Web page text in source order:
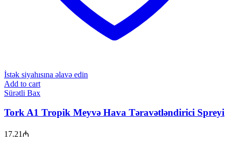
İstək siyahısına əlavə edin
Add to cart
Sürətli Bax
Tork A1 Tropik Meyvə Hava Təravətləndirici Spreyi
17.21 ₼